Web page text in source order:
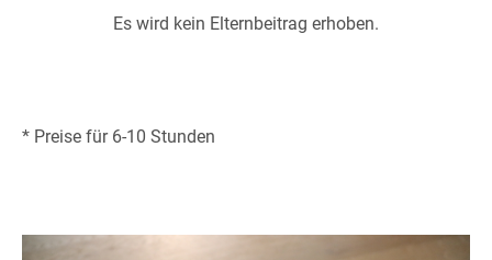
Es wird kein Elternbeitrag erhoben.
* Preise für 6-10 Stunden